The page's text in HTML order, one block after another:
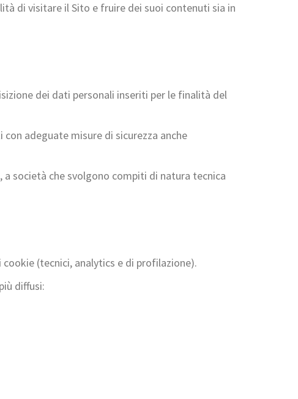
di visitare il Sito e fruire dei suoi contenuti sia in
dei dati personali inseriti per le finalità del
adeguate misure di sicurezza anche
società che svolgono compiti di natura tecnica
(tecnici, analytics e di profilazione).
diffusi: